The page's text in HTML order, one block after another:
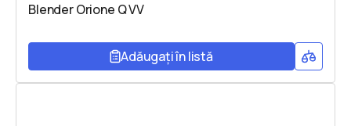
Blender Orione Q VV
Adăugați în listă